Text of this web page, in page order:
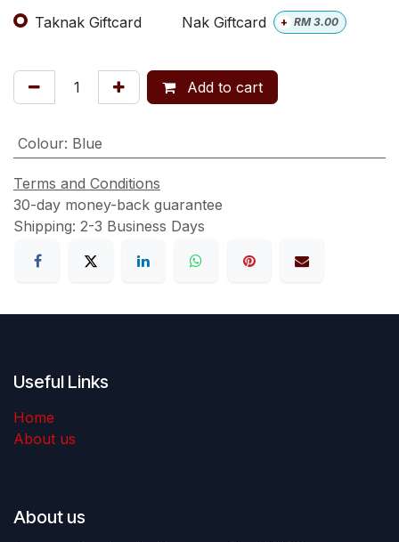
Taknak Giftcard Nak Giftcard + RM3.00
Add to cart
Colour: Blue
Terms and Conditions
30-day money-back guarantee
Shipping: 2-3 Business Days
Useful Links
Home
About us
About us